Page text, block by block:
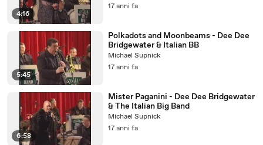
4:16
17 anni fa
5:45
Polkadots and Moonbeams - Dee Dee
Bridgewater & Italian BB
Michael Supnick
17 anni fa
6:58
Mister Paganini - Dee Dee Bridgewater
& The Italian Big Band
Michael Supnick
17 anni fa